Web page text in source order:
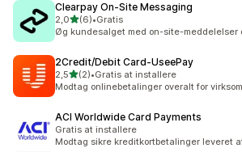
Clearpay On‑Site Messaging
2,0ud af 5 stjerner
(6)
6 anmeldelser i alt
•Gratis
Øg kundesalget med on-site-meddelelser
2Credit/Debit Card‑UseePay
2,5ud af 5 stjerner
(2)
2 anmeldelser i alt
•Gratis at installere
Modtag onlinebetalinger overalt for
ACI Worldwide Card Payments
Gratis at installere
Modtag sikre kreditkortbetalinger leveret